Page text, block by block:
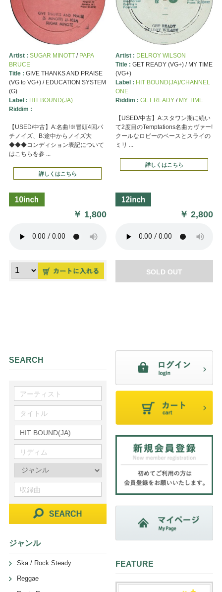
Artist : SUGAR MINOTT/ PAPA
BRUCE
Title : GIVE THANKS AND PRAISE
(VG to VG+) / EDUCATION SYSTEM
(G)
Label : HIT BOUND(JA)
Riddim :
【USED/中古】A:名曲!※冒頭4回パ
チノイズ、B:途中からノイズ大
◆◆◆コンディション表記について
はこちらを参 ...
詳しくはこちら
￥ 1,800
Artist : DELROY WILSON
Title : GET READY (VG+) / MY TIME
(VG+)
Label : HIT BOUND(JA)/CHANNEL
ONE
Riddim : GET READY/ MY TIME
【USED/中古】A:スタワン期に続い
て2度目のTemptations名曲カヴァー!
クールなロビーのベースとスライの
ミリ ...
詳しくはこちら
￥2,800
SOLD OUT
SEARCH
ジャンル
Ska / Rock Steady
Reggae
FEATURE